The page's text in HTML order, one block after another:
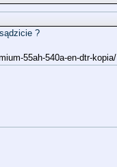
?
55ah-540a-en-dtr-kopia/